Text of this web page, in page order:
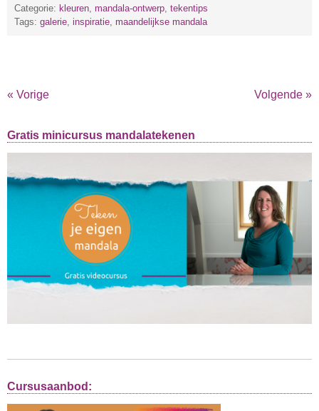
Categorie: kleuren mandala-ontwerp tekentips
Tags: galerie inspiratie maandelijkse mandala
« Vorige Volgende »
Gratis minicursus mandalatekenen
Cursusaanbod: